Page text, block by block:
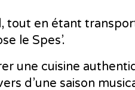
tout en étant
le Spes’.
une cuisine
d’une saison